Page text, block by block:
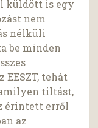
küldött is egy
nem
nélküli
be minden
tehát
tiltást,
érintett erről
az